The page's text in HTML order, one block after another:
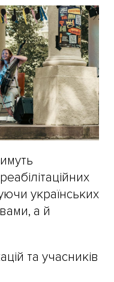
українських
а й
та учасників